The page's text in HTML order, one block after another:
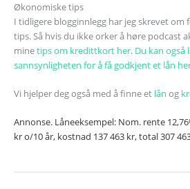
Økonomiske tips
I tidligere blogginnlegg har jeg skrevet om
tips. Så hvis du ikke orker å høre podcast
minetips om kredittkort her. Du kan også
sannsynligheten for å få godkjent et lån
Vi hjelper deg også med å finne et lån og
Annonse. Låneeksempel: Nom. rente
kr o/10 år, kostnad 137 463 kr, total 307